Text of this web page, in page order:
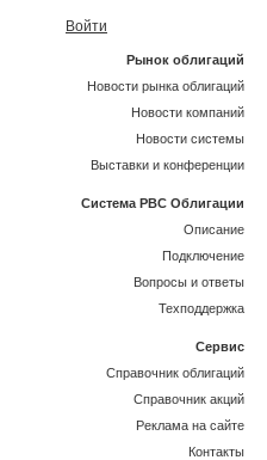
Войти
Рынок облигаций
Новости рынка облигаций
Новости компаний
Новости системы
Выставки и конференции
Система РВС Облигации
Описание
Подключение
Вопросы и ответы
Техподдержка
Сервис
Справочник облигаций
Справочник акций
Реклама на сайте
Контакты